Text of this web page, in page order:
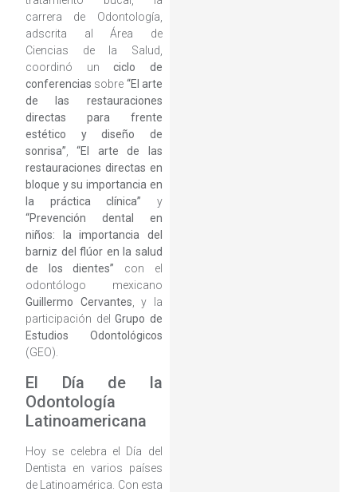
carrera de Odontología,
adscrita al Área de
Ciencias de la Salud,
coordinó un ciclo de
conferencias sobre “El arte
de las restauraciones
directas para frente
estético y diseño de
sonrisa”,“El arte de las
restauraciones directas en
bloque y su importancia en
la práctica clínica” y
“Prevención dental en
niños: la importancia del
barniz del flúor en la salud
de los dientes” con el
odontólogo mexicano
Guillermo Cervantes, y la
participación delGrupo de
Estudios Odontológicos
(GEO).
El Día de la
Odontología
Latinoamericana
Hoy se celebra el Día del
Dentista en varios países
de Latinoamérica. Con esta